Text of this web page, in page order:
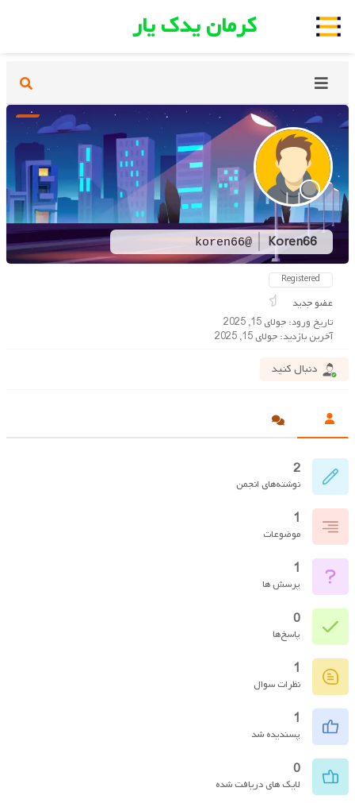
کرمان یدک یار
Koren66
@koren66
Registered
عضو جدید
تاریخ ورود: جولای 15, 2025
آخرین بازدید: جولای 15, 2025
دنبال کنید
2
نوشته‌های انجمن
1
موضوعات
1
پرسش ها
0
پاسخ‌ها
1
نظرات سوال
1
پسندیده شد
0
لایک های دریافت شده